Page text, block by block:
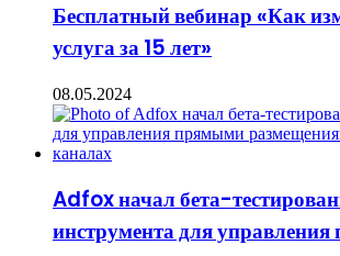
Бесплатный вебинар «Как
услуга за 15 лет»
08.05.2024
Adfox начал бета-
инструмента для